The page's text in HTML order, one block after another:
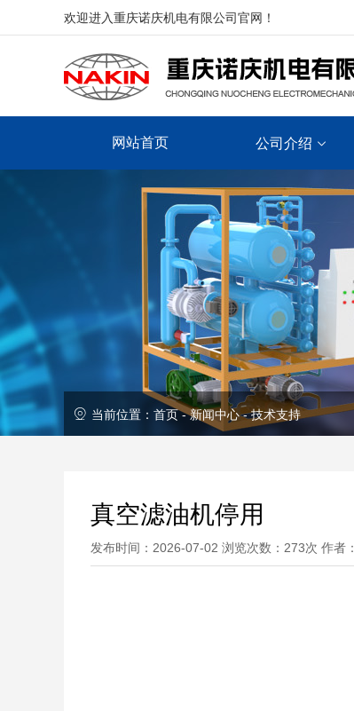
欢迎进入重庆诺庆机电有限公司官网！
网站首页 公司介绍
当前位置： 首页-新闻中心-技术支持
真空滤油机停用
发布时间：2026-07-02 浏览次数：273次 作者：